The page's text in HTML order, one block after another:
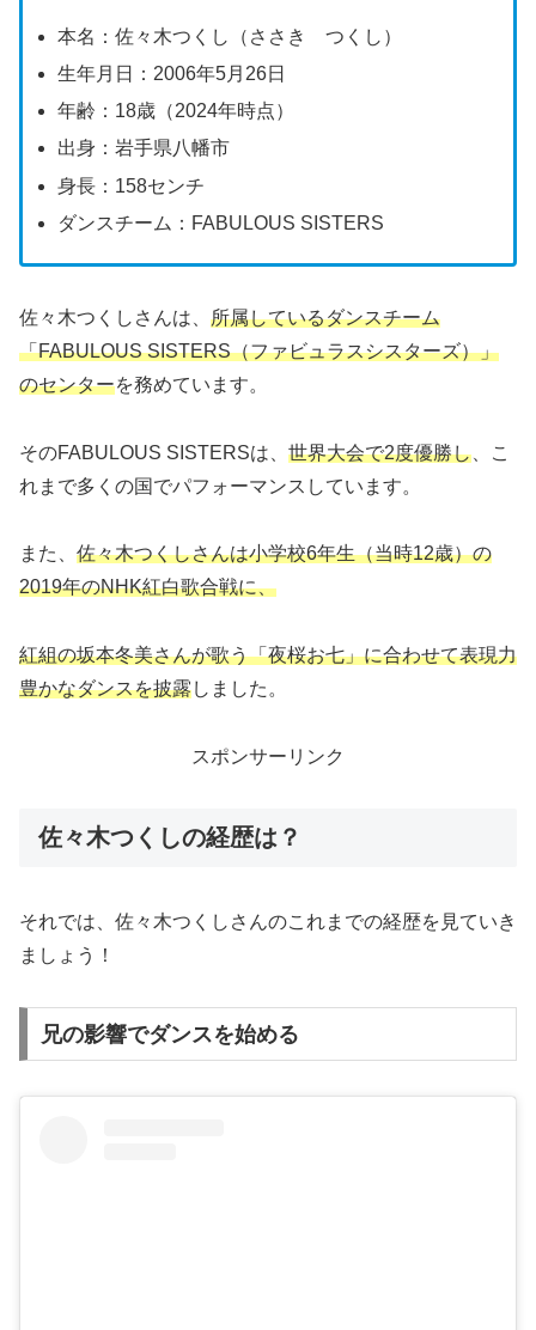
本名：佐々木つくし（ささき つくし）
生年月日：2006年5月26日
年齢：18歳（2024年時点）
出身：岩手県八幡市
身長：158センチ
ダンスチーム：FABULOUS SISTERS
佐々木つくしさんは、 所属しているダンスチーム
「FABULOUS SISTERS（ファビュラスシスターズ）」
のセンターを務めています。
そのFABULOUS SISTERSは、 世界大会で2度優勝し 、こ
れまで多くの国でパフォーマンスしています。
また、 佐々木つくしさんは小学校6年生（当時12歳）の
2019年のNHK紅白歌合戦に、
紅組の坂本冬美さんが歌う「夜桜お七」に合わせて表現力
豊かなダンスを披露しました。
スポンサーリンク
佐々木つくしの経歴は？
それでは、佐々木つくしさんのこれまでの経歴を見ていき
ましょう！
兄の影響でダンスを始める